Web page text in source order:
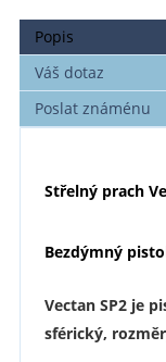
Popis
Váš dotaz
Poslat známénu
Střelný prach
Bezdýmný
Vectan SP2je
sférický,